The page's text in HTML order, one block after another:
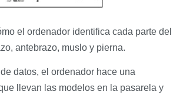
el ordenador identifica cada parte del
antebrazo, muslo y pierna.
datos, el ordenador hace una
llevan las modelos en la pasarela y